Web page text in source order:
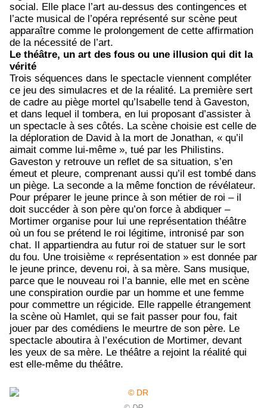
social. Elle place l’art au-dessus des contingences et
l’acte musical de l’opéra représenté sur scène peut
apparaître comme le prolongement de cette affirmation
de la nécessité de l’art.
Le théâtre, un art des fous ou une illusion qui dit la
vérité
Trois séquences dans le spectacle viennent compléter
ce jeu des simulacres et de la réalité. La première sert
de cadre au piège mortel qu’Isabelle tend à Gaveston,
et dans lequel il tombera, en lui proposant d’assister à
un spectacle à ses côtés. La scène choisie est celle de
la déploration de David à la mort de Jonathan, « qu’il
aimait comme lui-même », tué par les Philistins.
Gaveston y retrouve un reflet de sa situation, s’en
émeut et pleure, comprenant aussi qu’il est tombé dans
un piège. La seconde a la même fonction de révélateur.
Pour préparer le jeune prince à son métier de roi – il
doit succéder à son père qu’on force à abdiquer –
Mortimer organise pour lui une représentation théâtre
où un fou se prétend le roi légitime, intronisé par son
chat. Il appartiendra au futur roi de statuer sur le sort
du fou. Une troisième « représentation » est donnée par
le jeune prince, devenu roi, à sa mère. Sans musique,
parce que le nouveau roi l’a bannie, elle met en scène
une conspiration ourdie par un homme et une femme
pour commettre un régicide. Elle rappelle étrangement
la scène où Hamlet, qui se fait passer pour fou, fait
jouer par des comédiens le meurtre de son père. Le
spectacle aboutira à l’exécution de Mortimer, devant
les yeux de sa mère. Le théâtre a rejoint la réalité qui
est elle-même du théâtre.